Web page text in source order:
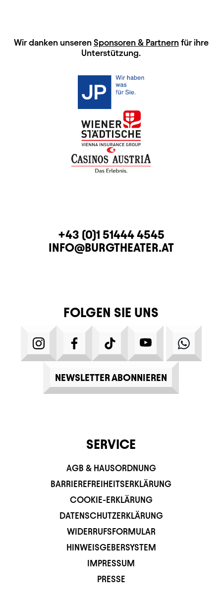
HAUPTSPONSOREN
Wir danken unseren Sponsoren & Partnernfür ihre
Unterstützung.
KONTAKTTELEFON
+43 (0)1 51444 4545
E-MAIL
INFO@BURGTHEATER.AT
FOLGEN SIE UNS
INSTAGRAMFACEBOOKTIKTOK YOUTUBE
NEWSLETTER ABONNIEREN
SERVICE
AGB & HAUSORDNUNG
BARRIEREFREIHEITSERKLÄRUNG
COOKIE-ERKLÄRUNG
DATENSCHUTZERKLÄRUNG
WIDERRUFSFORMULAR
HINWEISGEBERSYSTEM
IMPRESSUM
PRESSE